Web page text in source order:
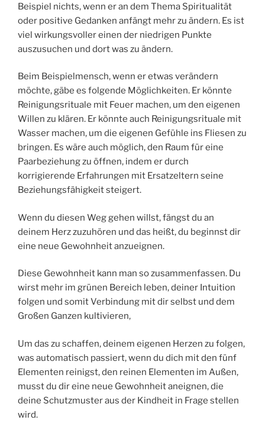
Beispiel nichts, wenn er an dem Thema Spiritualität
oder positive Gedanken anfängt mehr zu ändern. Es ist
viel wirkungsvoller einen der niedrigen Punkte
auszusuchen und dort was zu ändern.
Beim Beispielmensch, wenn er etwas verändern
möchte, gäbe es folgende Möglichkeiten. Er könnte
Reinigungsrituale mit Feuer machen, um den eigenen
Willen zu klären. Er könnte auch Reinigungsrituale mit
Wasser machen, um die eigenen Gefühle ins Fliesen zu
bringen. Es wäre auch möglich, den Raum für eine
Paarbeziehung zu öffnen, indem er durch
korrigierende Erfahrungen mit Ersatzeltern seine
Beziehungsfähigkeit steigert.
Wenn du diesen Weg gehen willst, fängst du an
deinem Herz zuzuhören und das heißt, du beginnst dir
eine neue Gewohnheit anzueignen.
Diese Gewohnheit kann man so zusammenfassen. Du
wirst mehr im grünen Bereich leben, deiner Intuition
folgen und somit Verbindung mit dir selbst und dem
Großen Ganzen kultivieren,
Um das zu schaffen, deinem eigenen Herzen zu folgen,
was automatisch passiert, wenn du dich mit den fünf
Elementen reinigst, den reinen Elementen im Außen,
musst du dir eine neue Gewohnheit aneignen, die
deine Schutzmuster aus der Kindheit in Frage stellen
wird.